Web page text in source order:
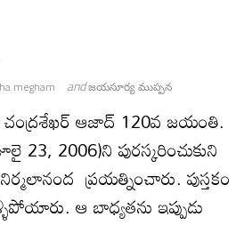
megham andజయసూర్య ముప్పన
చంద్రశేఖర్ ఆజాద్ 120వ జయంతి.
2006)ని పురస్కరించుకుని
ప్రయత్నించారు. పుస్తకం
ఆ బాధ్యతను ఇప్పుడు